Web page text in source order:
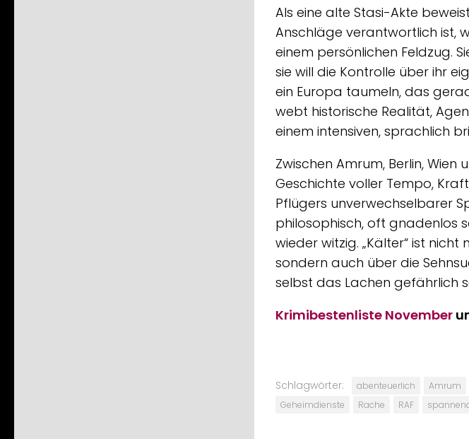
Als eine alte Stasi-Akte
Anschläge verantwortlich ist,
einem persönlichen Feldzug.
sie will die Kontrolle über ihr
ein Europa taumeln, das
webt historische Realität,
einem intensiven, sprachlich
Zwischen Amrum, Berlin,
Geschichte voller Tempo,
Pflügers unverwechselbarer
philosophisch, oft gnadenlos
wieder witzig. „Kälter“ ist
sondern auch über die
selbst das Lachen gefährlich
Krimibestenliste November
Schlagwörter: abenteuerlich Amrum
Geheimdienste
Rache RAF